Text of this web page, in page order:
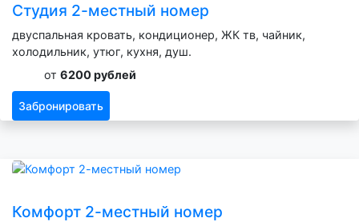
Студия 2-местный номер
двуспальная кровать, кондиционер, ЖК тв, чайник,
холодильник, утюг, кухня, душ.
от 6200 рублей
Забронировать
Комфорт 2-местный номер